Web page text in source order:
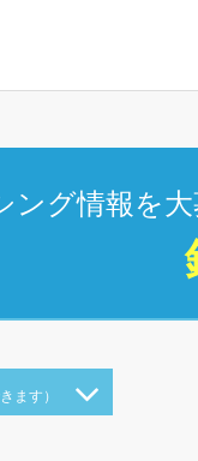
グ情報を
ます）